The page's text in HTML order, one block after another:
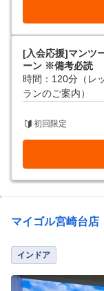
[入会応援]マンツ
ーン ※備考必読
時間：120分（レ
ランのご案内）
初回限定
マイゴル宮崎台店
インドア